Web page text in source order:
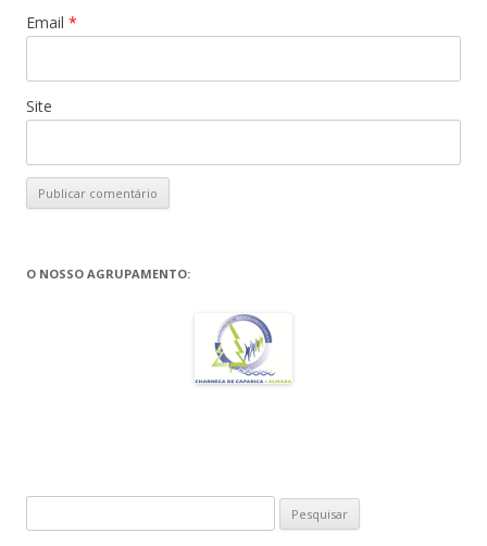
Email *
Site
O NOSSO AGRUPAMENTO:
por: